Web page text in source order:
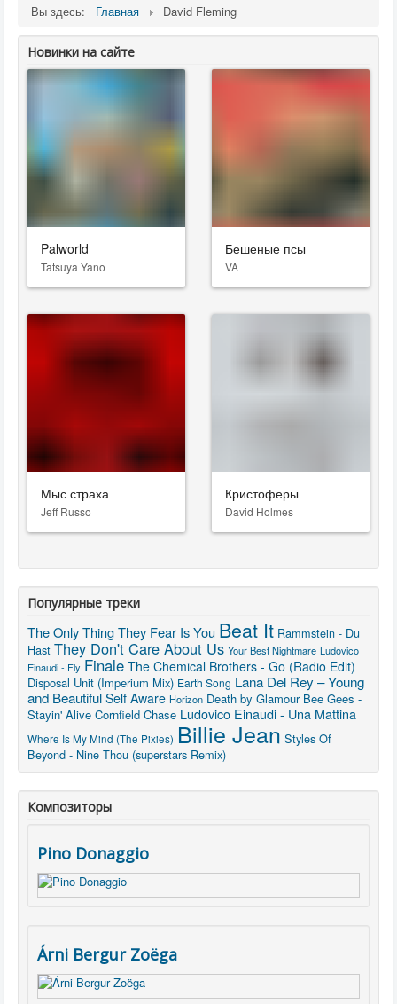
Вы здесь: Главная David Fleming
Новинки на сайте
Palworld
Tatsuya Yano
Бешеные псы
VA
Мыс страха
Jeff Russo
Кристоферы
David Holmes
Популярные треки
The Only Thing They Fear Is You Beat It Rammstein - Du
Hast They Don't Care About Us Your Best Nightmare Ludovico
Einaudi - Fly Finale The Chemical Brothers - Go (Radio Edit)
Disposal Unit (Imperium Mix) Earth Song Lana Del Rey – Young
and Beautiful Self Aware Horizon Death by Glamour Bee Gees -
Stayin' Alive Cornfield Chase Ludovico Einaudi - Una Mattina
Where Is My Mind (The Pixies) Billie Jean Styles Of
Beyond - Nine Thou (superstars Remix)
Композиторы
Pino Donaggio
Árni Bergur Zoëga